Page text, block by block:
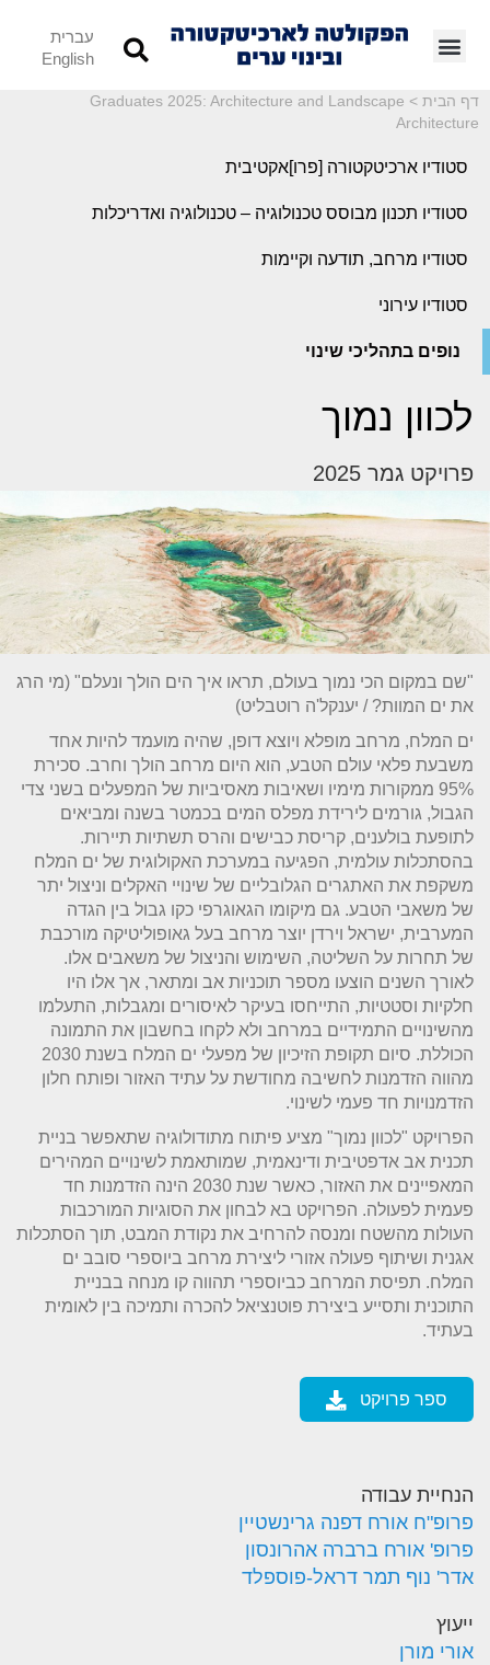
עברית
English
דף הבית >
Graduates 2025: Architecture and Landscape
Architecture
סטודיו ארכיטקטורה [פרו]אקטיבית
סטודיו תכנון מבוסס טכנולוגיה – טכנולוגיה ואדריכלות
סטודיו מרחב, תודעה וקיימות
סטודיו עירוני
נופים בתהליכי שינוי
לכוון נמוך
פרויקט גמר 2025
"שם במקום הכי נמוך בעולם, תראו איך הים הולך ונעלם" (מי הרג
את ים המוות? / יענקל'ה רוטבליט)
ים המלח, מרחב מופלא ויוצא דופן, שהיה מועמד להיות אחד
משבעת פלאי עולם הטבע, הוא היום מרחב הולך וחרב. סכירת
95% ממקורות מימיו ושאיבות מאסיביות של המפעלים בשני צדי
הגבול, גורמים לירידת מפלס המים בכמטר בשנה ומביאים
לתופעת בולענים, קריסת כבישים והרס תשתיות תיירות.
בהסתכלות עולמית, הפגיעה במערכת האקולוגית של ים המלח
משקפת את האתגרים הגלובליים של שינויי האקלים וניצול יתר
של משאבי הטבע. גם מיקומו הגאוגרפי כקו גבול בין הגדה
המערבית, ישראל וירדן יוצר מרחב בעל גאופוליטיקה מורכבת
של תחרות על השליטה, השימוש והניצול של משאבים אלו.
לאורך השנים הוצעו מספר תוכניות אב ומתאר, אך אלו היו
חלקיות וסטטיות, התייחסו בעיקר לאיסורים ומגבלות, התעלמו
מהשינויים התמידיים במרחב ולא לקחו בחשבון את התמונה
הכוללת. סיום תקופת הזיכיון של מפעלי ים המלח בשנת 2030
מהווה הזדמנות לחשיבה מחודשת על עתיד האזור ופותח חלון
הזדמנויות חד פעמי לשינוי.
הפרויקט "לכוון נמוך" מציע פיתוח מתודולוגיה שתאפשר בניית
תכנית אב אדפטיבית ודינאמית, שמותאמת לשינויים המהירים
המאפיינים את האזור, כאשר שנת 2030 הינה הזדמנות חד
פעמית לפעולה. הפרויקט בא לבחון את הסוגיות המורכבות
העולות מהשטח ומנסה להרחיב את נקודת המבט, תוך הסתכלות
אגנית ושיתוף פעולה אזורי ליצירת מרחב ביוספרי סובב ים
המלח. תפיסת המרחב כביוספרי תהווה קו מנחה בבניית
התוכנית ותסייע ביצירת פוטנציאל להכרה ותמיכה בין לאומית
בעתיד.
ספר פרויקט
הנחיית עבודה
פרופ"ח אורח דפנה גרינשטיין
פרופ' אורח ברברה אהרונסון
אדר' נוף תמר דראל-פוספלד
ייעוץ
אורי מורן